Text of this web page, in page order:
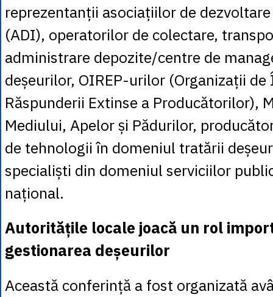
reprezentanții asociațiilor de
(ADI), operatorilor de colectare,
administrare depozite/centre de
deșeurilor, OIREP-urilor (Organizații
Răspunderii Extinse a Producătorilor),
Mediului, Apelor și Pădurilor,
de tehnologii în domeniul tratării
specialiști din domeniul serviciilor
național.
Autoritățile locale joacă un rol
gestionarea deșeurilor
Această conferință a fost organizată